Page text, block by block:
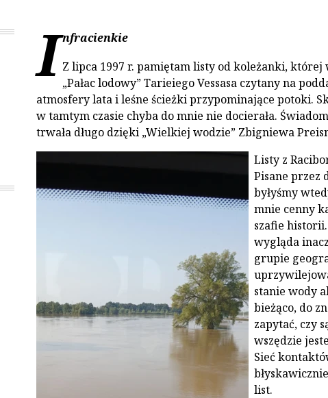
Infracienkie
Z lipca 1997 r. pamiętam listy od koleżanki, której
„Pałac lodowy” Tarieiego Vessasa czytany na
atmosfery lata i leśne ścieżki przypominające potoki.
w tamtym czasie chyba do mnie nie docierała.
trwała długo dzięki „Wielkiej wodzie” Zbigniewa
Listy z
Pisane przez
byłyśmy
mnie cenny
szafie
wygląda
grupie
stanie wody
bieżąco, do
zapytać, czy
wszędzie
Sieć
list.